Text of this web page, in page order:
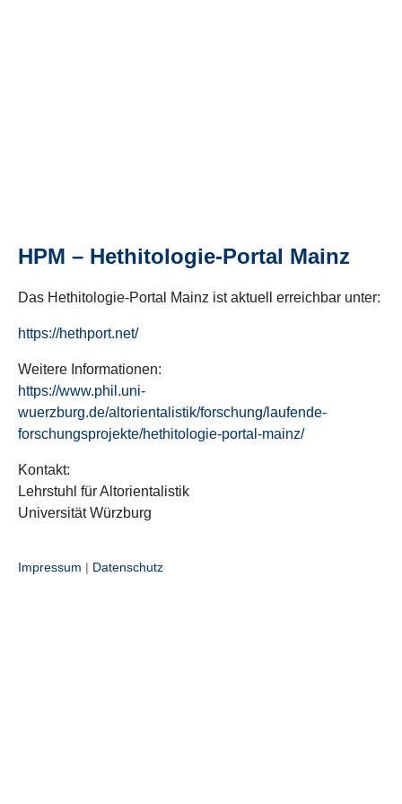
HPM – Hethitologie-Portal Mainz
Das Hethitologie-Portal Mainz ist aktuell erreichbar unter:
https://hethport.net/
Weitere Informationen:
https://www.phil.uni-
wuerzburg.de/altorientalistik/forschung/laufende-
forschungsprojekte/hethitologie-portal-mainz/
Kontakt:
Lehrstuhl für Altorientalistik
Universität Würzburg
Impressum | Datenschutz